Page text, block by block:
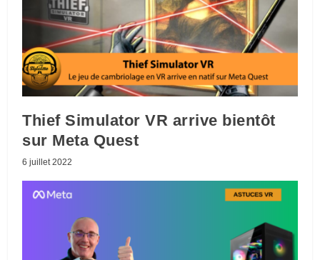
Thief Simulator VR arrive bientôt
sur Meta Quest
6 juillet 2022